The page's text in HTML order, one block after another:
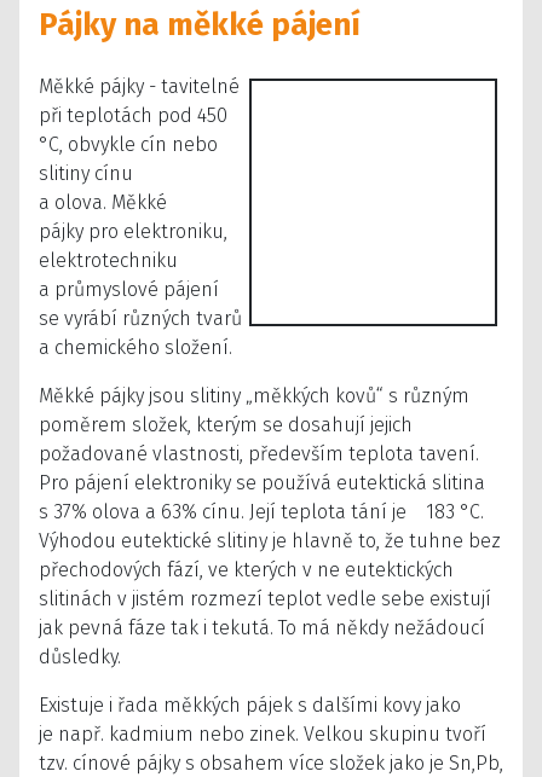
Pájky na měkké pájení
Měkké pájky - tavitelné
při teplotách pod 450
°C, obvykle cín nebo
slitiny cínu
a olova. Měkké
pájky pro elektroniku,
elektrotechniku
a průmyslové pájení
se vyrábí různých tvarů
a chemického složení.
Měkké pájky jsou slitiny „měkkých kovů“ s různým
poměrem složek, kterým se dosahují jejich
požadované vlastnosti, především teplota tavení.
Pro pájení elektroniky se používá eutektická slitina
s 37% olova a 63% cínu. Její teplota tání je 183 °C.
Výhodou eutektické slitiny je hlavně to, že tuhne bez
přechodových fází, ve kterých v ne eutektických
slitinách v jistém rozmezí teplot vedle sebe existují
jak pevná fáze tak i tekutá. To má někdy nežádoucí
důsledky.
Existuje i řada měkkých pájek s dalšími kovy jako
je např. kadmium nebo zinek. Velkou skupinu tvoří
tzv. cínové pájky s obsahem více složek jako je Sn,Pb,